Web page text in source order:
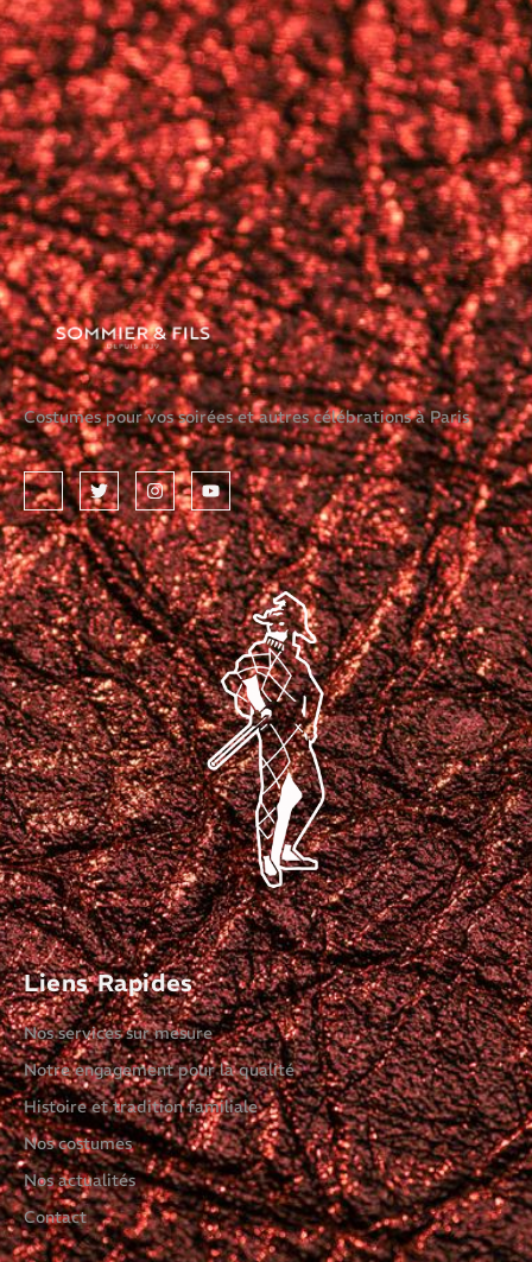
Costumes pour vos soirées et autres célébrations à Paris
Liens Rapides
Nos services sur mesure
Notre engagement pour la qualité
Histoire et tradition familiale
Nos costumes
Nos actualités
Contact